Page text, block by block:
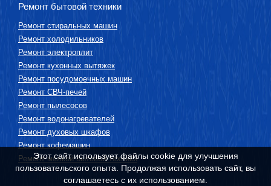
Ремонт бытовой техники
Ремонт стиральных машин
Ремонт холодильников
Ремонт электроплит
Ремонт кухонных вытяжек
Ремонт посудомоечных машин
Ремонт СВЧ-печей
Ремонт пылесосов
Ремонт водонагревателей
Ремонт духовых шкафов
Ремонт кофемашин
Ремонт мелкой бытовой техники
Этот сайт использует файлы cookie для улучшения
пользовательского опыта. Продолжая использовать сайт, вы
соглашаетесь с их использованием.